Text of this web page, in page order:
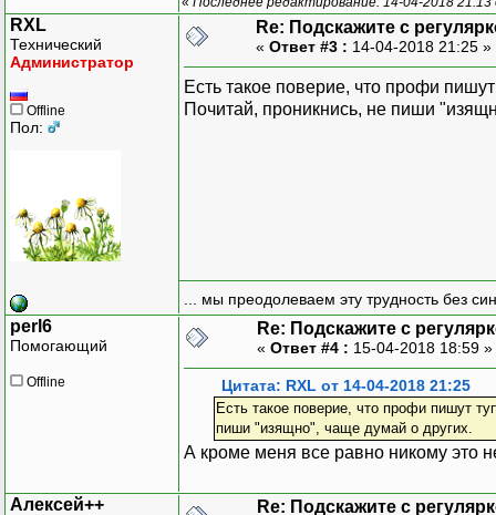
RXL
Технический
Администратор
Offline
Пол:
Re: Подскажите с
« Ответ #3 : 14-04-2018 21:25 »
Есть такое поверие, что профи
Почитай, проникнись, не пиши
... мы преодолеваем эту трудность без
perl6
Помогающий
Offline
Re: Подскажите с
« Ответ #4 : 15-04-2018 18:59 »
Цитата: RXL от 14-04-2018 21:25
Есть такое поверие, что профи пишут
пиши "изящно", чаще думай о других.
А кроме меня все равно никому это
Алексей++ Re: Подскажите с